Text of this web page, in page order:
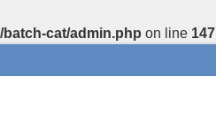
cat/admin.php on line 147